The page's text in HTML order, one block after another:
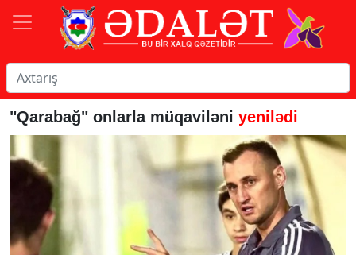
"Qarabağ" onlarla müqaviləni yenilədi